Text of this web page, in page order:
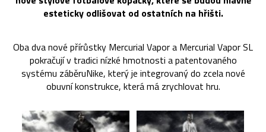
esteticky odlišovat od ostatních na hřišti.
Oba dva nové přírůstky Mercurial Vapor a Mercurial Vapor SL
pokračují v tradici nízké hmotnosti a patentovaného
systému záběruNike, který je integrovaný do zcela nové
obuvní konstrukce, která má zrychlovat hru.